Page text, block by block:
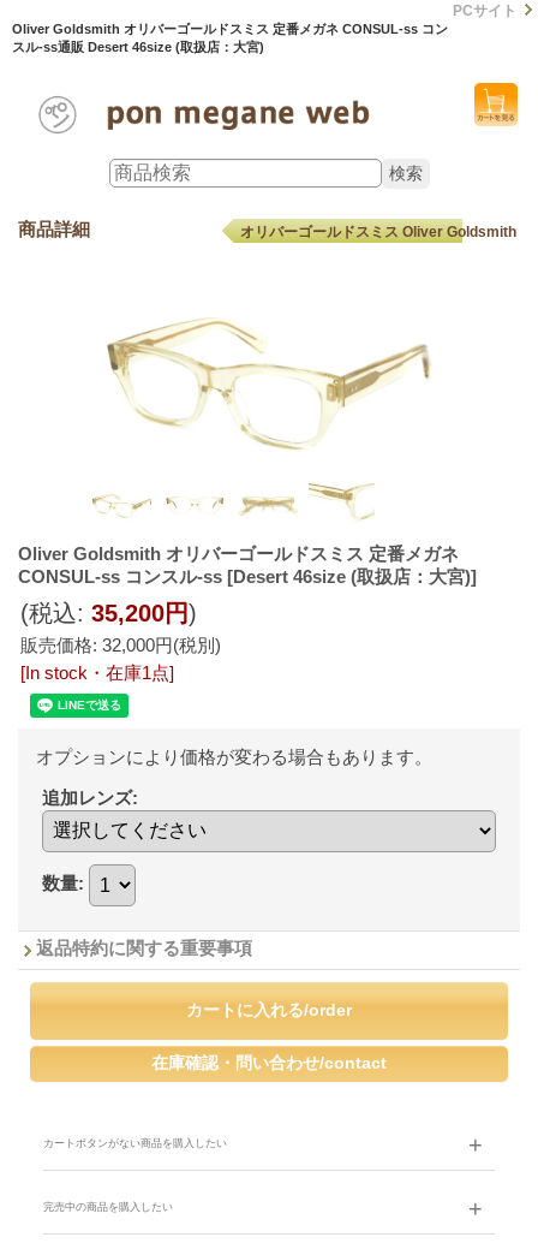
Oliver Goldsmith オリバーゴールドスミス 定番メガネ CONSUL-ss コン
スル-ss通販 Desert 46size (取扱店：大宮)
PCサイト
商品詳細 オリバーゴールドスミス Oliver Goldsmith
Oliver Goldsmith オリバーゴールドスミス 定番メガネ
CONSUL-ss コンスル-ss [Desert 46size (取扱店：大宮)]
販売価格: 32,000円(税別)
(税込: 35,200円)
[In stock・在庫1点]
オプションにより価格が変わる場合もあります。
追加レンズ:
数量:
返品特約に関する重要事項
カートボタンがない商品を購入したい
完売中の商品を購入したい